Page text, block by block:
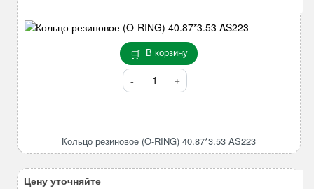
В корзину
Количество
товара
RING)
Кольцо резиновое (O-RING) 40.87*3.53 AS223
Цену уточняйте